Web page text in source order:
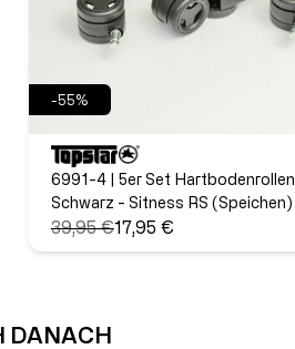
-55%
6991-4 | 5er Set Hartbodenrollen
Schwarz - Sitness RS (Speichen)
39,95 €17,95 €
DANACH